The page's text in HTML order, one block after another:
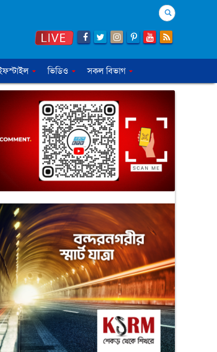
Search
ভিডিও সকল বিভাগ